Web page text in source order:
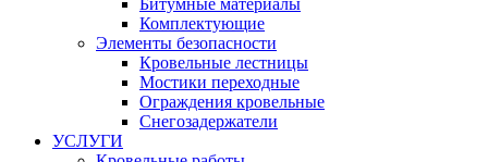
Битумные материалы
Комплектующие
Элементы безопасности
Кровельные лестницы
Мостики переходные
Ограждения кровельные
Снегозадержатели
УСЛУГИ